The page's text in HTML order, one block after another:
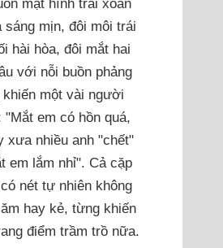
sáng mịn, đôi môi trái
hài hòa, đôi mắt hai
với nỗi buồn phảng
khiến một vài người
"Mắt em có hồn quá,
xưa nhiều anh "chết"
em lắm nhỉ". Cả cặp
nét tự nhiên không
hay kẻ, từng khiến
điểm trầm trồ nữa.